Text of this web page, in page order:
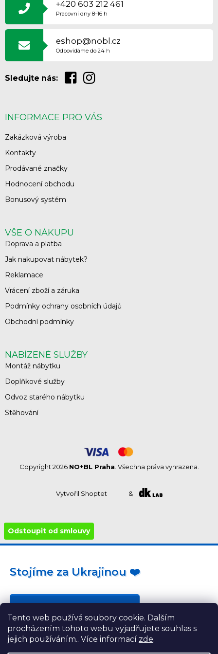
Tento web používá soubory cookie. Dalším
procházením tohoto webu vyjadřujete souhlas s
jejich používáním.. Více informací zde.
T
+420 603 212 461
Pracovní dny 8–16 h
eshop@nobl.cz
Odpovídáme do 24 h
Sledujte nás:
INFORMACE PRO VÁS
Zakázková výroba
Kontakty
Prodávané značky
Hodnocení obchodu
Bonusový systém
VŠE O NÁKUPU
Doprava a platba
Jak nakupovat nábytek?
Reklamace
Vrácení zboží a záruka
Podmínky ochrany osobních údajů
Obchodní podmínky
NABÍZENÉ SLUŽBY
Montáž nábytku
Doplňkové služby
Odvoz starého nábytku
Stěhování
Vytvořil Shoptet &
Copyright 2026 NO+BL Praha. Všechna práva vyhrazena.
Odstoupit od smlouvy
Stojíme za Ukrajinou ❤️